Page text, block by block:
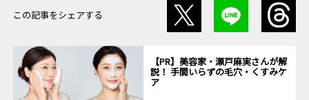
この記事をシェアする
【PR】美容家・瀬戸麻実さんが解
説！ 手間いらずの毛穴・くすみケ
ア